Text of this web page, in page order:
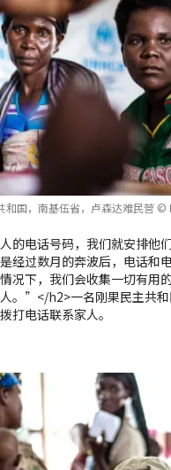
和国，南基伍省，卢森达难民营 ©
的电话号码，我们就安排他
经过数月的奔波后，电话和
况下，我们会收集一切有用
。”</h2>一名刚果民主共
打电话联系家人。